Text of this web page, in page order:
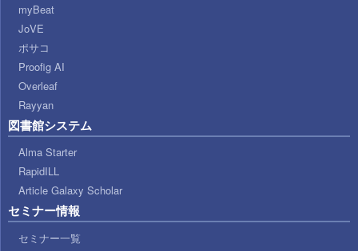
myBeat
JoVE
ポサコ
Proofig AI
Overleaf
Rayyan
図書館システム
Alma Starter
RapidILL
Article Galaxy Scholar
セミナー情報
セミナー一覧